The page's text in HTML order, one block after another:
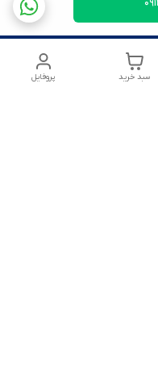
پروفایل سبد خرید